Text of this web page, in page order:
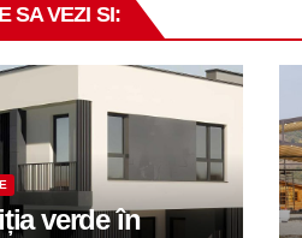
SA VEZI SI:
verde în